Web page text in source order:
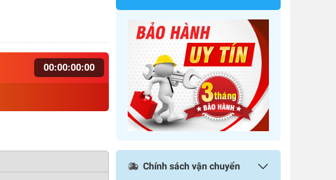
00:00:00:00
Chính sách vận chuyển